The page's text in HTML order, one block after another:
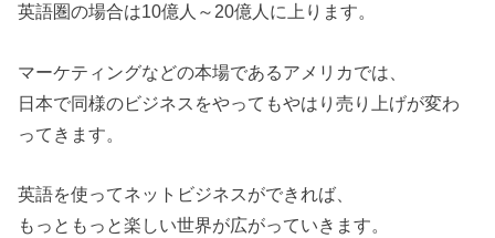
英語圏の場合は10億人～20億人に上ります。
マーケティングなどの本場であるアメリカでは、
日本で同様のビジネスをやってもやはり売り上げが変わ
ってきます。
英語を使ってネットビジネスができれば、
もっともっと楽しい世界が広がっていきます。